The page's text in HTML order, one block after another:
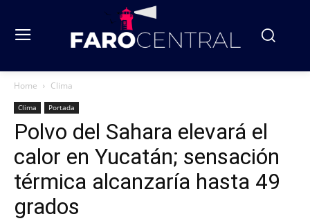
Home Clima
Clima Portada
Polvo del Sahara elevará el
calor en Yucatán; sensación
térmica alcanzaría hasta 49
grados